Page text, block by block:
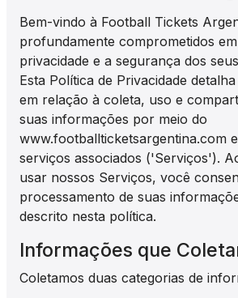
Bem-vindo à Football Tickets
profundamente comprometidos
privacidade e a segurança dos
Esta Política de Privacidade
em relação à coleta, uso e
suas informações por meio do
www.footballticketsargentina.com
serviços associados ('Serviços').
usar nossos Serviços, você
processamento de suas
descrito nesta política.
Informações que
Coletamos duas categorias de